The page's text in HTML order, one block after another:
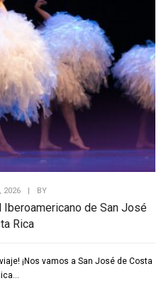
2026 | BY
Iberoamericano de San José
Rica
¡Nos vamos a San José de Costa